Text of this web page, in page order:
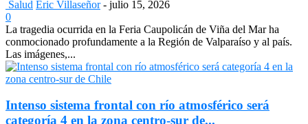
Salud Eric Villaseñor - julio 15, 2026
0
La tragedia ocurrida en la Feria Caupolicán de Viña del Mar ha
conmocionado profundamente a la Región de Valparaíso y al país.
Las imágenes,...
Intenso sistema frontal con río atmosférico será
categoría 4 en la zona centro-sur de...